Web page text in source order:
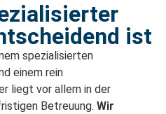
ist
spezialisierten
einem rein
liegt vor allem in der
Betreuung. Wir